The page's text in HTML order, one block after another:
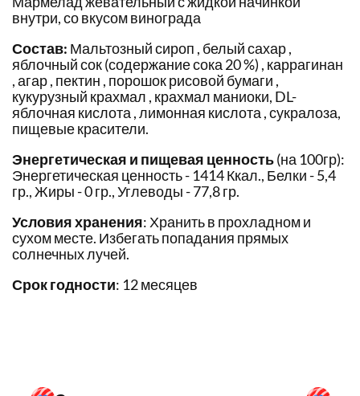
внутри, со вкусом винограда
Состав: Мальтозный сироп , белый сахар ,
яблочный сок (содержание сока 20 %) , каррагинан
, агар , пектин , порошок рисовой бумаги ,
кукурузный крахмал , крахмал маниоки, DL-
яблочная кислота , лимонная кислота , сукралоза,
пищевые красители.
Энергетическая и пищевая ценность(на 100гр):
Энергетическая ценность - 1414 Ккал., Белки - 5,4
гр., Жиры - 0 гр., Углеводы - 77,8 гр.
Условия хранения: Хранить в прохладном и
сухом месте. Избегать попадания прямых
солнечных лучей.
Срок годности: 12 месяцев